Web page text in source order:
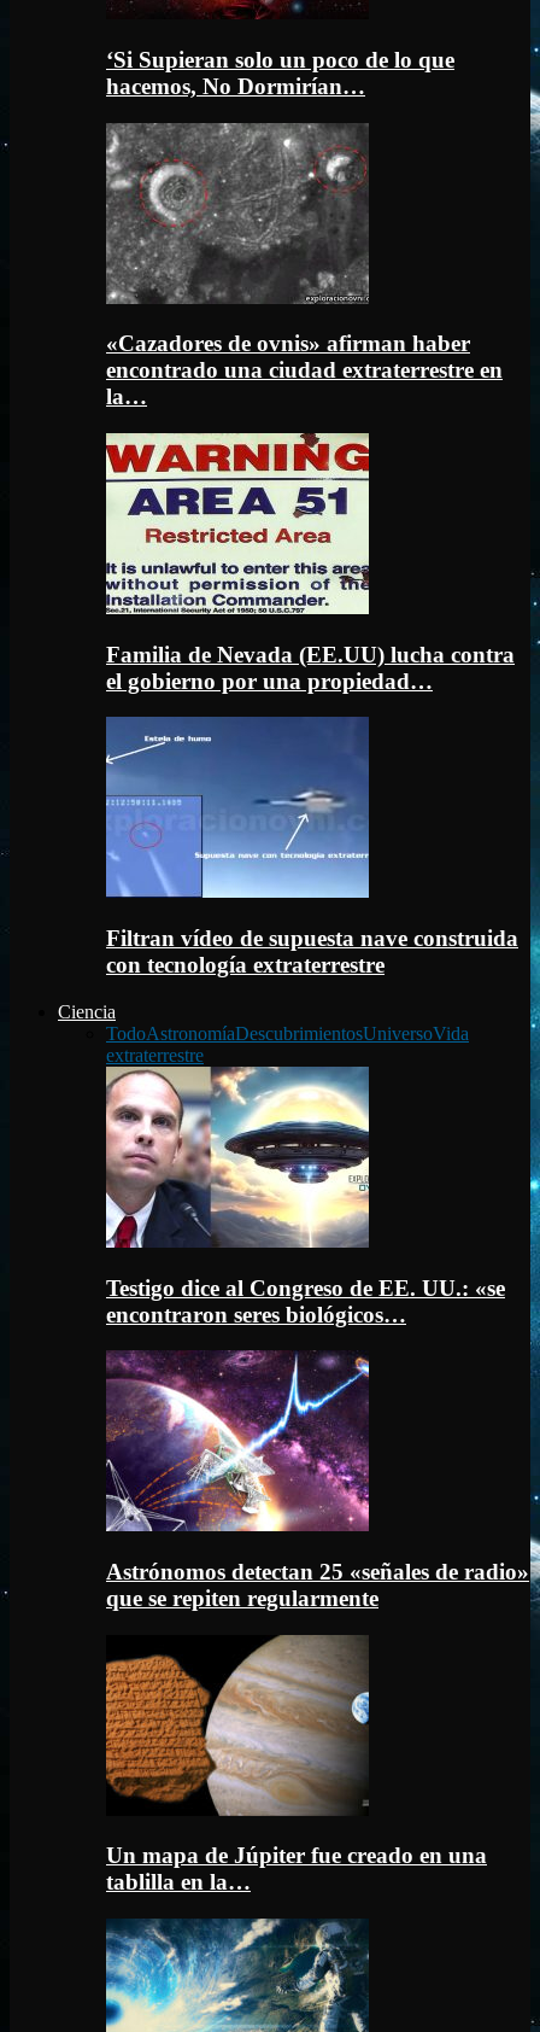
‘Si Supieran solo un poco de lo que
hacemos, No Dormirían…
«Cazadores de ovnis» afirman haber
encontrado una ciudad extraterrestre en
la…
Familia de Nevada (EE.UU) lucha contra
el gobierno por una propiedad…
Filtran vídeo de supuesta nave construida
con tecnología extraterrestre
Ciencia
TodoAstronomíaDescubrimientosUniversoVida
extraterrestre
Testigo dice al Congreso de EE. UU.: «se
encontraron seres biológicos…
Astrónomos detectan 25 «señales de radio»
que se repiten regularmente
Un mapa de Júpiter fue creado en una
tablilla en la…